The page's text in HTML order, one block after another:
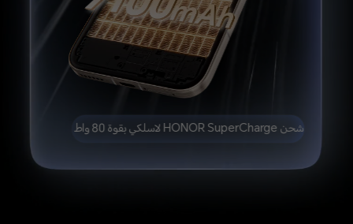
شحن HONOR SuperCharge لاسلكي بقوة 80 واط